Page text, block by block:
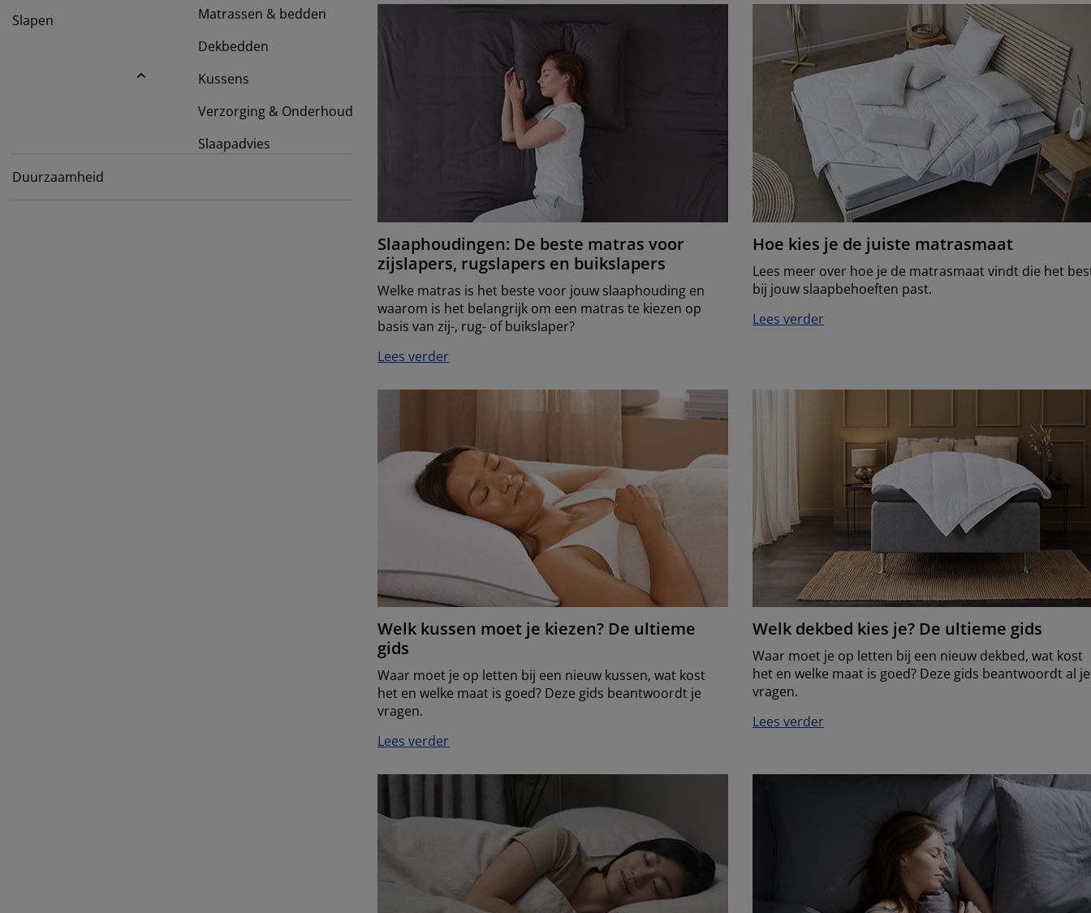
Slapen
Matrassen & bedden
Dekbedden
Kussens
Verzorging & Onderhoud
Slaapadvies
Duurzaamheid
Slaaphoudingen: De beste matras voor
zijslapers, rugslapers en buikslapers
Welke matras is het beste voor jouw slaaphouding en
waarom is het belangrijk om een matras te kiezen op
basis van zij-, rug- of buikslaper?
Lees verder
Hoe kies je de juiste matrasmaat
Lees meer over hoe je de matrasmaat vindt die het
bij jouw slaapbehoeften past.
Lees verder
Welk kussen moet je kiezen? De ultieme
gids
Waar moet je op letten bij een nieuw kussen, wat kost
het en welke maat is goed? Deze gids beantwoordt je
vragen.
Lees verder
Welk dekbed kies je? De ultieme gids
Waar moet je op letten bij een nieuw dekbed, wat kost
het en welke maat is goed? Deze gids beantwoordt al je
vragen.
Lees verder